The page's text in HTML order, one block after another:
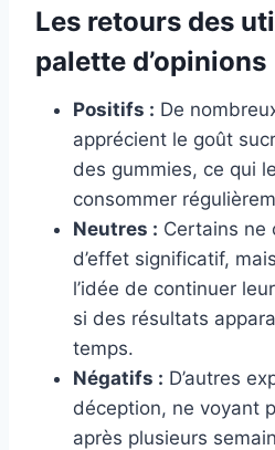
Les retours des
palette d’opinions
Positifs : De
apprécient le goût
des gummies, ce qui
consommer
Neutres : Certains ne
d’effet significatif,
l’idée de continuer
si des résultats
temps.
Négatifs : D’autres
déception, ne voyant
après plusieurs